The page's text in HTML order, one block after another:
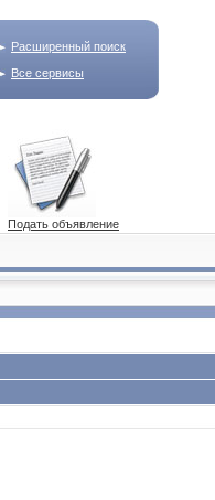
Расширенный поиск
Все сервисы
Подать объявление